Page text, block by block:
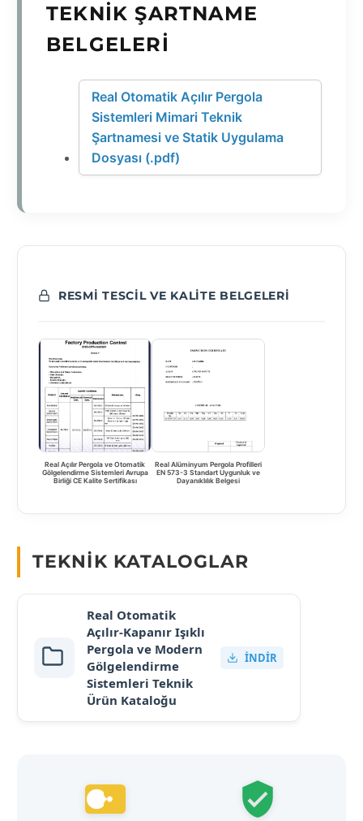
TEKNIK ŞARTNAME
BELGELERI
Real Otomatik Açılır Pergola
Sistemleri Mimari Teknik
Şartnamesi ve Statik Uygulama
Dosyası (.pdf)
RESMI TESCIL VE KALITE BELGELERI
Real Açılır Pergola ve Otomatik
Gölgelendirme Sistemleri Avrupa
Birliği CE Kalite Sertifikası
Real Alüminyum Pergola Profilleri
EN 573-3 Standart Uygunluk ve
Dayanıklılık Belgesi
TEKNIK KATALOGLAR
Real Otomatik
Açılır-Kapanır Işıklı
Pergola ve Modern
Gölgelendirme
Sistemleri Teknik
Ürün Kataloğu
İNDIR